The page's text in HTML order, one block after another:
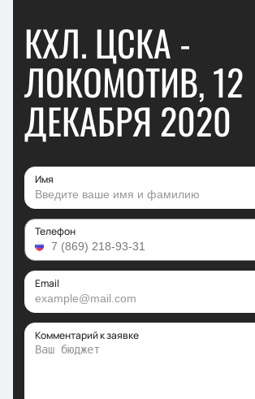
КХЛ. ЦСКА -
ЛОКОМОТИВ, 12
ДЕКАБРЯ 2020
Имя
Телефон
Email
Комментарий к заявке